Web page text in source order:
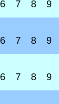
6 7 8 9
6 7 8 9
6 7 8 9